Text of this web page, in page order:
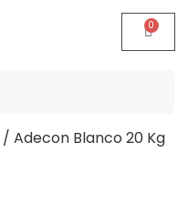
/ Adecon Blanco 20 Kg